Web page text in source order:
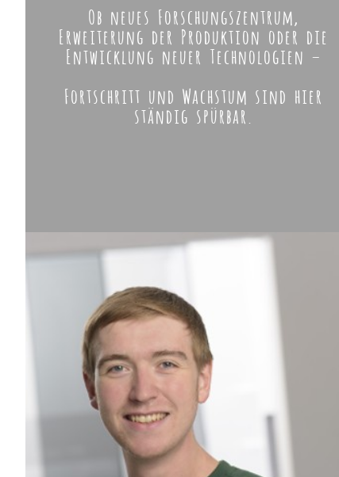
Ob neues Forschungszentrum,
Erweiterung der Produktion oder die
Entwicklung neuer Technologien –
Fortschritt und Wachstum sind hier
ständig spürbar.